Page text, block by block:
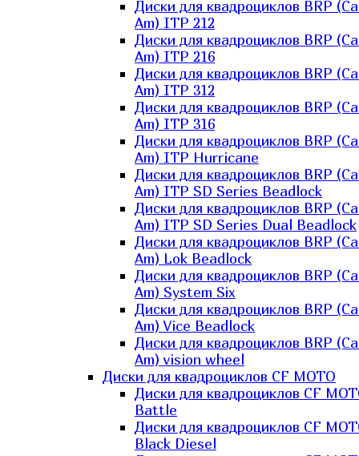
Диски для квадроциклов BRP
Am) ITP 212
Диски для квадроциклов BRP
Am) ITP 216
Диски для квадроциклов BRP
Am) ITP 312
Диски для квадроциклов BRP
Am) ITP 316
Диски для квадроциклов BRP
Am) ITP Hurricane
Диски для квадроциклов BRP
Am) ITP SD Series Beadlock
Диски для квадроциклов BRP
Am) ITP SD Series Dual Beadlock
Диски для квадроциклов BRP
Am) Lok Beadlock
Диски для квадроциклов BRP
Am) System Six
Диски для квадроциклов BRP
Am) Vice Beadlock
Диски для квадроциклов BRP
Am) vision wheel
Диски для квадроциклов CF MOTO
Диски для квадроциклов CF
Battle
Диски для квадроциклов CF
Black Diesel